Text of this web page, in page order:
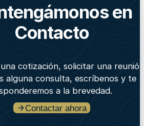
en
Contacto
cotización, solicitar una
alguna consulta, escríbenos y te
a la brevedad.
Contactar ahora